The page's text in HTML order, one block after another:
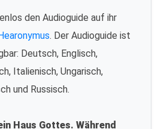
den Audioguide auf ihr
. Der Audioguide ist
Deutsch, Englisch,
Italienisch, Ungarisch,
und Russisch.
Haus Gottes. Während